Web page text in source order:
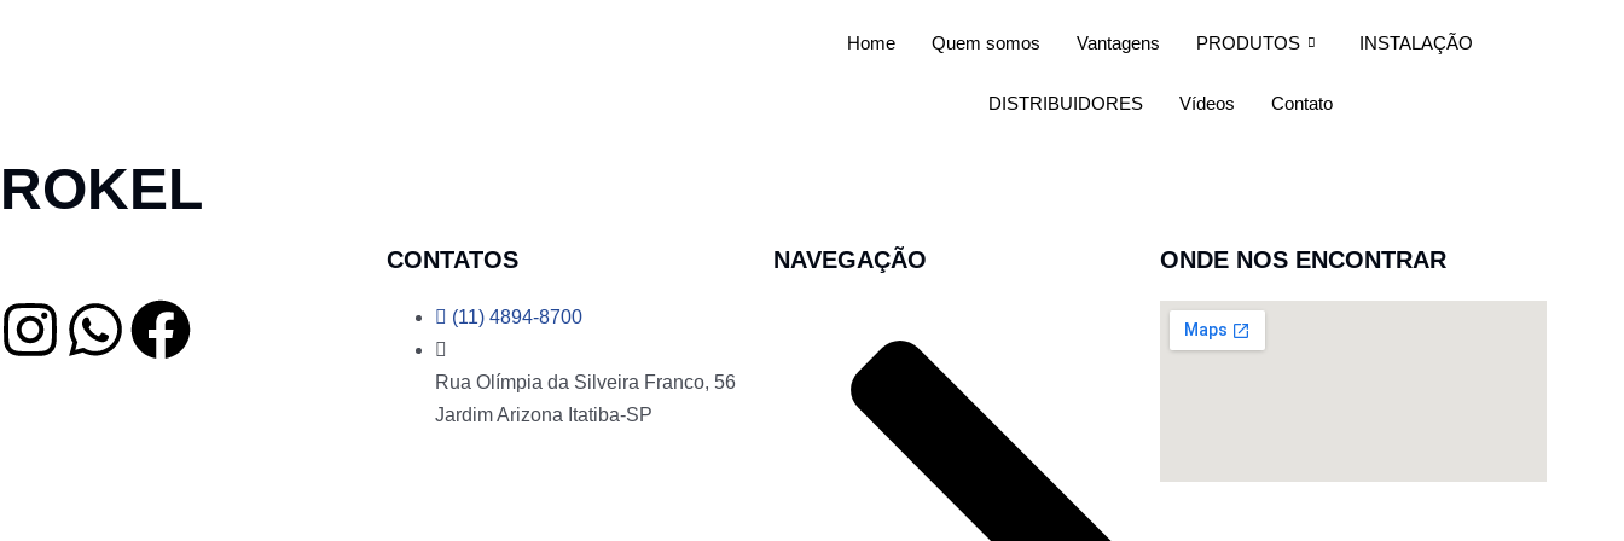
Home Quem somos Vantagens PRODUTOS INSTALAÇÃO
DISTRIBUIDORES Vídeos Contato
ROKEL
CONTATOS
(11) 4894-8700
Rua Olímpia da Silveira Franco, 56
Jardim Arizona Itatiba-SP
NAVEGAÇÃO ONDE NOS ENCONTRAR